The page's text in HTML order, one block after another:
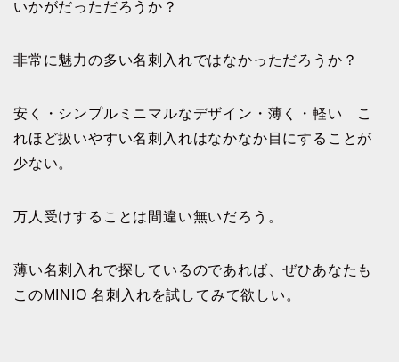
いかがだっただろうか？
非常に魅力の多い名刺入れではなかっただろうか？
安く・シンプルミニマルなデザイン・薄く・軽い こ
れほど扱いやすい名刺入れはなかなか目にすることが
少ない。
万人受けすることは間違い無いだろう。
薄い名刺入れで探しているのであれば、ぜひあなたも
このMINIO 名刺入れを試してみて欲しい。